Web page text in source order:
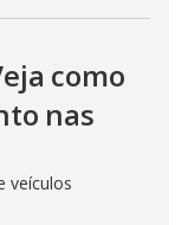
como
nas
veículos